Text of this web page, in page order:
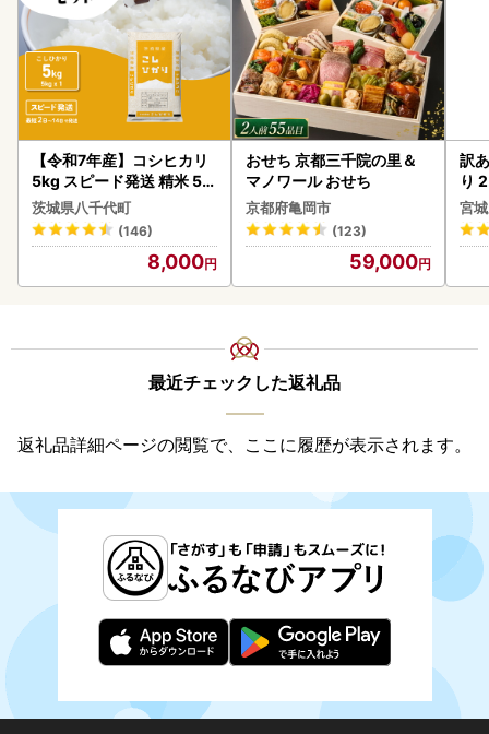
【令和7年産】コシヒカリ
5kg スピード発送 精米 5k
g x 1袋 白米 茨城県 八千代
町
茨城県八千代町
(146)
8,000
おせち 京都三千院の里＆
マノワール おせち
京都府亀岡市
(123)
59,000
訳
り
鮭
宮
最近チェックした返礼品
返礼品詳細ページの閲覧で、ここに履歴が表示されます。